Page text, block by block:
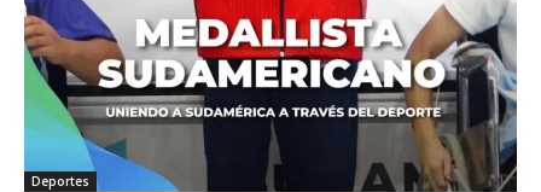
Deportes